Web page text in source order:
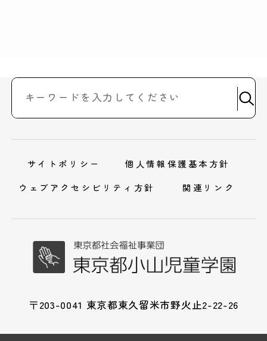
サイトポリシー
個人情報保護基本方針
ウェブアクセシビリティ方針
関連リンク
〒203-0041 東京都東久留米市野火止2-22-26